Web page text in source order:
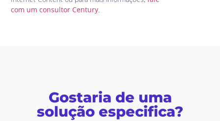
com um consultor Century.
Gostaria de uma
solução especifica?